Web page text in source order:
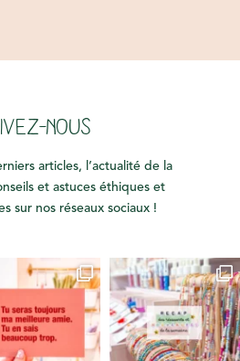
NOUS
articles, l’actualité de la
et astuces éthiques et
sur nos réseaux sociaux !